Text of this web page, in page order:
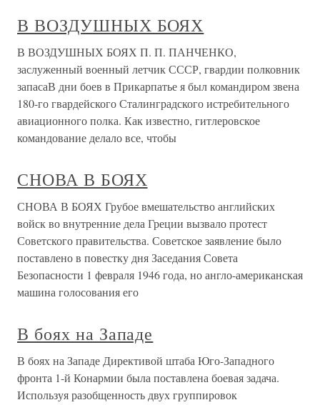
В ВОЗДУШНЫХ БОЯХ
В ВОЗДУШНЫХ БОЯХ П. П. ПАНЧЕНКО,
заслуженный военный летчик СССР, гвардии полковник
запасаВ дни боев в Прикарпатье я был командиром звена
180-го гвардей­ского Сталинградского истребительного
авиационного полка. Как из­вестно, гитлеровское
командование делало все, чтобы
СНОВА В БОЯХ
СНОВА В БОЯХ Грубое вмешательство английских
войск во внутренние дела Греции вызвало протест
Советского правительства. Советское заявление было
поставлено в повестку дня Заседания Совета
Безопасности 1 февраля 1946 года, но англо-американская
машина голосования его
В боях на Западе
В боях на Западе Директивой штаба Юго-Западного
фронта 1-й Конармии была поставлена боевая задача.
Используя разобщенность двух группировок